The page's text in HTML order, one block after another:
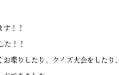
！！
た！！
喋りしたり、クイズ大会をしたり、